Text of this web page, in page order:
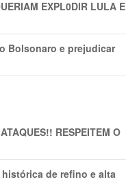
EXPL0DlR LULA E
Bolsonaro e prejudicar
RESPEITEM O
de refino e alta